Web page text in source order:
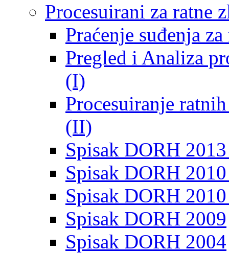
Procesuirani za ratne
Praćenje suđenja
Pregled i Analiza
(I)
Procesuiranje
(II)
Spisak DORH
Spisak DORH
Spisak DORH
Spisak DORH 2009
Spisak DORH 2004